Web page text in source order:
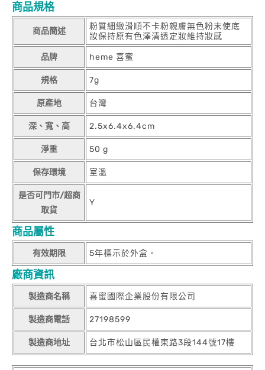
商品規格
商品簡述
粉質細緻滑順不卡粉親膚無色粉末使底
妝保持原有色澤清透定妝維持妝感
品牌 heme 喜蜜
規格 7g
原產地 台灣
深、寬、高 2.5x6.4x6.4cm
淨重 50 g
保存環境 室溫
是否可門市/超商
取貨
Y
商品屬性
有效期限 5年標示於外盒。
廠商資訊
製造商名稱 喜蜜國際企業股份有限公司
製造商電話 27198599
製造商地址 台北市松山區民權東路3段144號17樓